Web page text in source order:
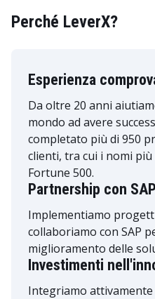
Perché LeverX?
Esperienza
Da oltre 20 anni
mondo ad avere
completato più di 950
clienti, tra cui i nomi
Fortune 500.
Partnership con SAP
Implementiamo
collaboriamo con SAP
miglioramento delle
Investimenti
Integriamo